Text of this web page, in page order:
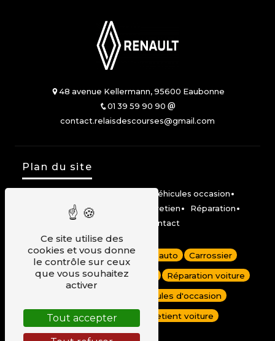
48 avenue Kellermann, 95600 Eaubonne
01 39 59 90 90
contact.relaisdescourses@gmail.com
Plan du site
Véhicules occasion
Location Mobilize Share
Entretien
Réparation
Contact
Dépannage auto Garage auto Carrossier
Carrosserie voiture Renault Réparation voiture
Véhicules d'occasion
Garage Renault Entretient voiture
Ce site utilise des
cookies et vous donne
le contrôle sur ceux
que vous souhaitez
activer
Tout accepter